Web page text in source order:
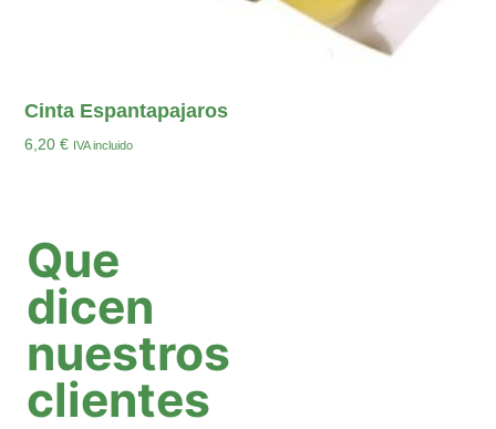
Cinta Espantapajaros
6,20€ IVA incluido
Que
dicen
nuestros
clientes